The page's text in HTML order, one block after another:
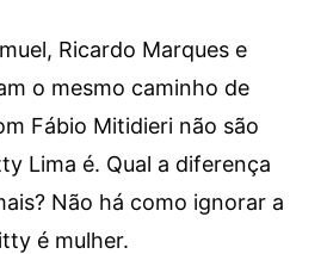
Ricardo Marques e
o mesmo caminho de
Fábio Mitidieri não são
Lima é. Qual a diferença
Não há como ignorar a
é mulher.